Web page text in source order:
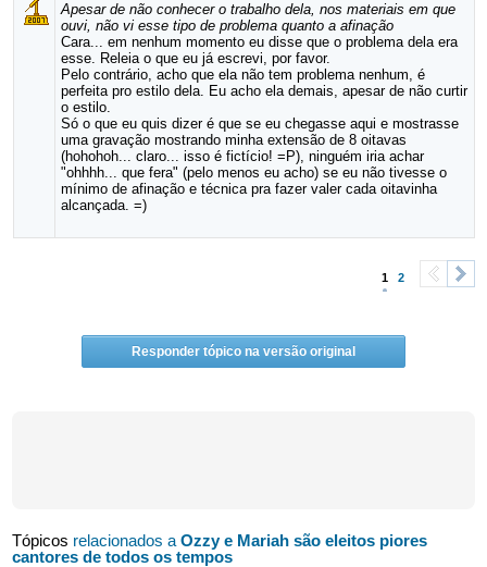
Apesar de não conhecer o trabalho dela, nos materiais em que
ouvi, não vi esse tipo de problema quanto a afinação
Cara... em nenhum momento eu disse que o problema dela era
esse. Releia o que eu já escrevi, por favor.
Pelo contrário, acho que ela não tem problema nenhum, é
perfeita pro estilo dela. Eu acho ela demais, apesar de não curtir
o estilo.
Só o que eu quis dizer é que se eu chegasse aqui e mostrasse
uma gravação mostrando minha extensão de 8 oitavas
(hohohoh... claro... isso é fictício! =P), ninguém iria achar
"ohhhh... que fera" (pelo menos eu acho) se eu não tivesse o
mínimo de afinação e técnica pra fazer valer cada oitavinha
alcançada. =)
1 2
Responder tópico na versão original
Tópicos relacionados aOzzy e Mariah são eleitos piores
cantores de todos os tempos